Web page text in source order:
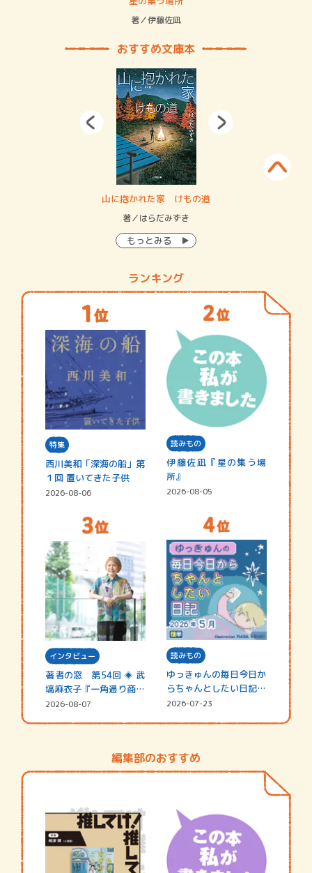
著／伊藤佐凪
おすすめ文庫本
山に抱かれた家 けもの道
著／はらだみずき
もっとみる
ランキング
特集
西川美和「深海の船」第
１回 置いてきた子供
2026-08-06
読みもの
伊藤佐凪『星の集う場
所』
2026-08-05
インタビュー
著者の窓 第54回 ◈ 武
塙麻衣子『一角通り商店
街の…
2026-08-07
読みもの
ゆっきゅんの毎日今日か
らちゃんとしたい日記
☆202…
2026-07-23
編集部のおすすめ